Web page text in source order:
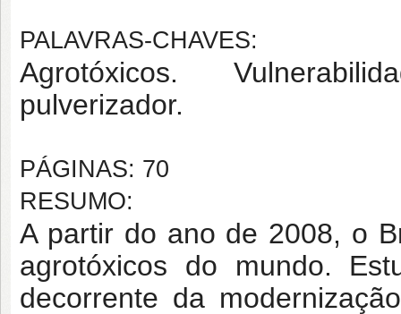
PALAVRAS-CHAVES:
Agrotóxicos.
pulverizador.
PÁGINAS: 70
RESUMO:
A partir do ano de 2008, o
agrotóxicos do mundo.
decorrente da